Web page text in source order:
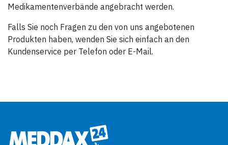
Medikamentenverbände angebracht werden.
Falls Sie noch Fragen zu den von uns angebotenen
Produkten haben, wenden Sie sich einfach an den
Kundenservice per Telefon oder E-Mail.